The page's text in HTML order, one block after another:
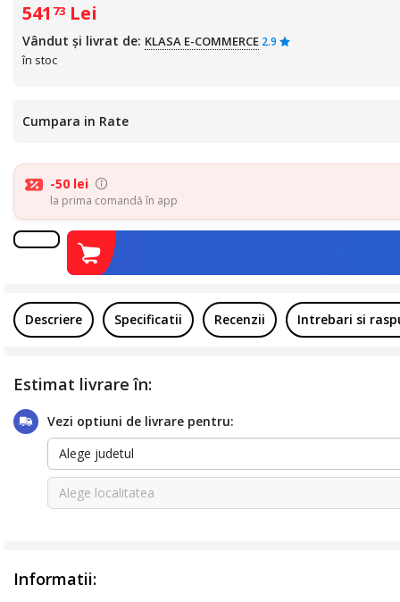
Estimat livrare în:
Vezi optiuni de livrare pentru:
Alege judetul
Alege localitatea
Informatii:
541 73 Lei
Vândut și livrat de: KLASA E-COMMERCE 2.9
în stoc
Cumpara in Rate
-50 lei
la prima comandă în app
Descriere Specificatii Recenzii Intrebari si